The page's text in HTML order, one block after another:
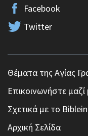
Facebook
Twitter
Θέματα της Αγίας
Επικοινωνήστε μαζί
Σχετικά με το
Αρχική Σελίδα